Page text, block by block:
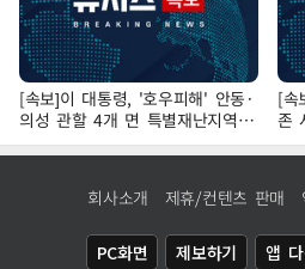
[속보]이 대통령, '호우피해' 안동·
의성 관할 4개 면 특별재난지역
선포
[속
존
히
회사소개 제휴/컨텐츠 판매
PC화면 제보하기 앱